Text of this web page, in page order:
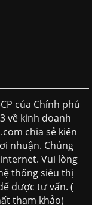
của Chính phủ
về kinh doanh
chia sẻ kiến
nhuận. Chúng
Vui lòng
thống siêu thị
được tư vấn. (
tham khảo)